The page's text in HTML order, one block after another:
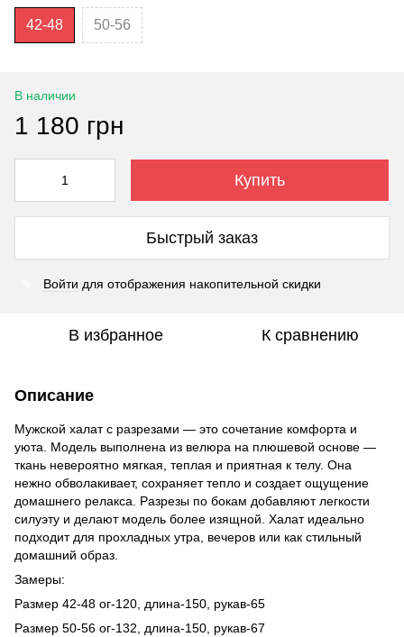
42-48 50-56
В наличии
1 180 грн
Купить
Быстрый заказ
Войти для отображения накопительной скидки
В избранное К сравнению
Описание
Мужской халат с разрезами — это сочетание комфорта и
уюта. Модель выполнена из велюра на плюшевой основе —
ткань невероятно мягкая, теплая и приятная к телу. Она
нежно обволакивает, сохраняет тепло и создает ощущение
домашнего релакса. Разрезы по бокам добавляют легкости
силуэту и делают модель более изящной. Халат идеально
подходит для прохладных утра, вечеров или как стильный
домашний образ.
Замеры:
Размер 42-48 ог-120, длина-150, рукав-65
Размер 50-56 ог-132, длина-150, рукав-67